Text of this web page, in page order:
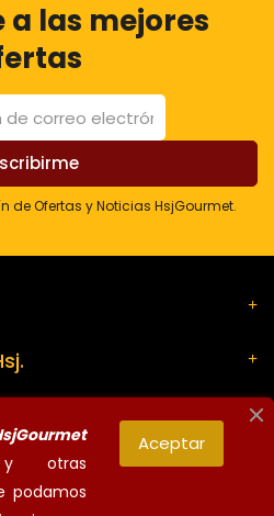
a las mejores
de Ofertas y Noticias HsjGourmet.
y otras
podamos
Aceptar